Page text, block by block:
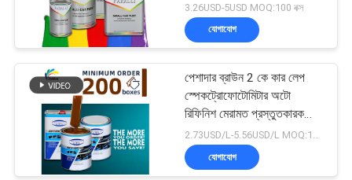
3.26USD-5USD MOQ:100 বক্স
যোগাযোগ
পেশাদার ব্রাউন 2 কে কার লেপ
স্পেকট্রোফোটোমিটার অটো
রিফিনিশ মেরামত প্রস্তুতকারক
অটোমোবাইল গাড়ি পেইন্টিং
2.73USD/L-5.56USD/L MOQ:100 বক্স
যোগাযোগ